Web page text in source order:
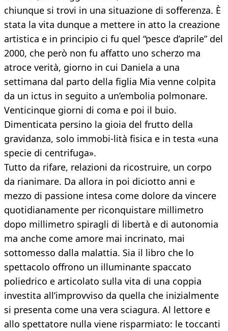
chiunque si trovi in una situazione di sofferenza. È
stata la vita dunque a mettere in atto la creazione
artistica e in principio ci fu quel “pesce d’aprile” del
2000, che però non fu affatto uno scherzo ma
atroce verità, giorno in cui Daniela a una
settimana dal parto della figlia Mia venne colpita
da un ictus in seguito a un’embolia polmonare.
Venticinque giorni di coma e poi il buio.
Dimenticata persino la gioia del frutto della
gravidanza, solo immobi-lità fisica e in testa «una
specie di centrifuga».
Tutto da rifare, relazioni da ricostruire, un corpo
da rianimare. Da allora in poi diciotto anni e
mezzo di passione intesa come dolore da vincere
quotidianamente per riconquistare millimetro
dopo millimetro spiragli di libertà e di autonomia
ma anche come amore mai incrinato, mai
sottomesso dalla malattia. Sia il libro che lo
spettacolo offrono un illuminante spaccato
poliedrico e articolato sulla vita di una coppia
investita all’improvviso da quella che inizialmente
si presenta come una vera sciagura. Al lettore e
allo spettatore nulla viene risparmiato: le toccanti